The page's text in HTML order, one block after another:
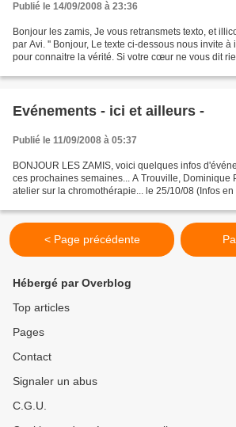
Publié le 14/09/2008 à 23:36
Bonjour les zamis, Je vous retransmets texto, et
par Avi. '' Bonjour, Le texte ci-dessous nous invite
pour connaitre la vérité. Si votre cœur ne vous dit
Evénements - ici et ailleurs -
Publié le 11/09/2008 à 05:37
BONJOUR LES ZAMIS, voici quelques infos
ces prochaines semaines... A Trouville, Dominique
atelier sur la chromothérapie... le 25/10/08 (Infos
< Page précédente
Hébergé par Overblog
Top articles
Pages
Contact
Signaler un abus
C.G.U.